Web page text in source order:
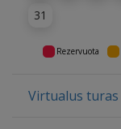
31
Rezervuota
Virtualus turas